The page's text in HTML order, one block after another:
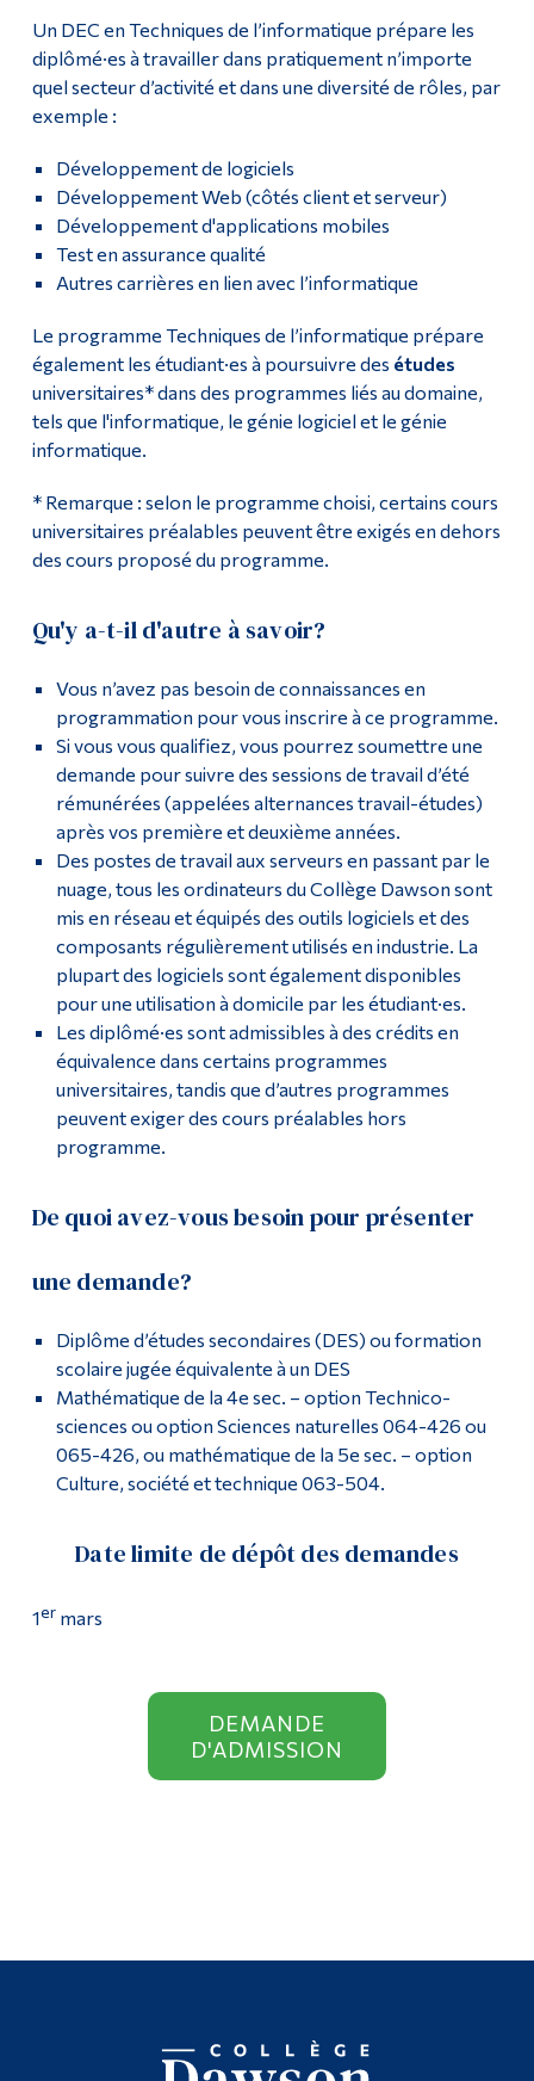
Un DEC en Techniques de l’informatique prépare les
diplômé·es à travailler dans pratiquement n’importe
quel secteur d’activité et dans une diversité de rôles, par
exemple :
Développement de logiciels
Développement Web (côtés client et serveur)
Développement d'applications mobiles
Test en assurance qualité
Autres carrières en lien avec l’informatique
Le programme Techniques de l’informatique prépare
également les étudiant·es à poursuivre des études
universitaires* dans des programmes liés au domaine,
tels que l'informatique, le génie logiciel et le génie
informatique.
* Remarque : selon le programme choisi, certains cours
universitaires préalables peuvent être exigés en dehors
des cours proposé du programme.
Qu'y a-t-il d'autre à savoir?
Vous n’avez pas besoin de connaissances en
programmation pour vous inscrire à ce programme.
Si vous vous qualifiez, vous pourrez soumettre une
demande pour suivre des sessions de travail d’été
rémunérées (appelées alternances travail-études)
après vos première et deuxième années.
Des postes de travail aux serveurs en passant par le
nuage, tous les ordinateurs du Collège Dawson sont
mis en réseau et équipés des outils logiciels et des
composants régulièrement utilisés en industrie. La
plupart des logiciels sont également disponibles
pour une utilisation à domicile par les étudiant·es.
Les diplômé·es sont admissibles à des crédits en
équivalence dans certains programmes
universitaires, tandis que d’autres programmes
peuvent exiger des cours préalables hors
programme.
De quoi avez-vous besoin pour présenter
une demande?
Diplôme d’études secondaires (DES) ou formation
scolaire jugée équivalente à un DES
Mathématique de la 4e sec. – option Technico-
sciences ou option Sciences naturelles 064-426 ou
065-426, ou mathématique de la 5e sec. – option
Culture, société et technique 063-504.
Date limite de dépôt des demandes
1ermars
DEMANDE
D'ADMISSION